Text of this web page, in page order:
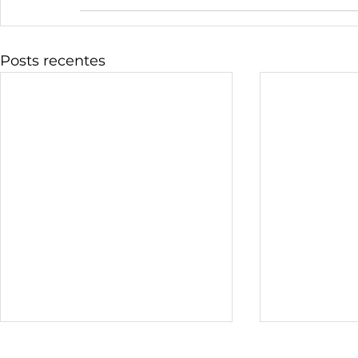
Posts recentes